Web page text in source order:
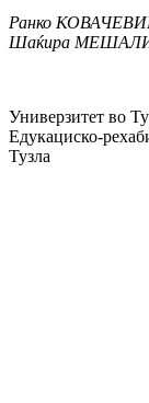
Ранко
Шаќира
Универзитет во
Едукациско-
Тузла